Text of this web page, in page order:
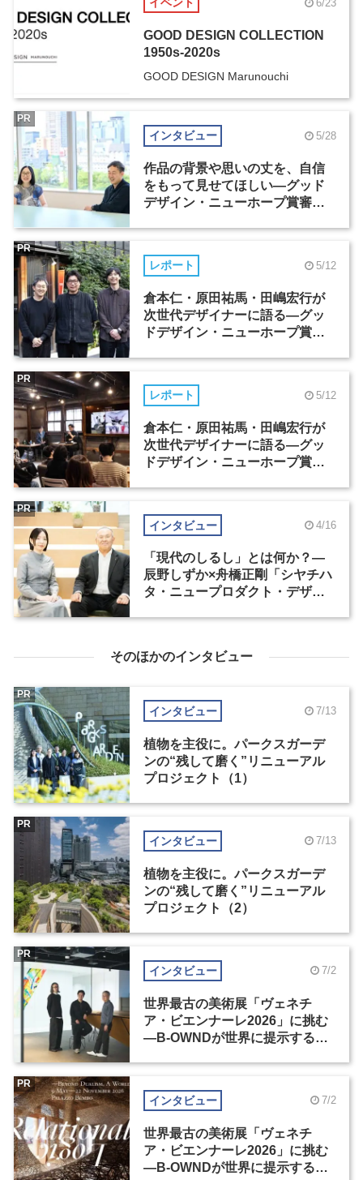
6/23
GOOD DESIGN COLLECTION
1950s-2020s
GOOD DESIGN Marunouchi
インタビュー 5/28
作品の背景や思いの丈を、自信
をもって見せてほしい―グッド
デザイン・ニューホープ賞審査
PR
レポート 5/12
倉本仁・原田祐馬・田嶋宏行が
次世代デザイナーに語る―グッ
ドデザイン・ニューホープ賞セ
PR
レポート 5/12
倉本仁・原田祐馬・田嶋宏行が
次世代デザイナーに語る―グッ
ドデザイン・ニューホープ賞セ
PR
インタビュー 4/16
「現代のしるし」とは何か？―
辰野しずか×舟橋正剛「シヤチハ
タ・ニュープロダクト・デザイ
PR
そのほかのインタビュー
インタビュー 7/13
植物を主役に。パークスガーデ
ンの“残して磨く”リニューアル
プロジェクト（1）
PR
インタビュー 7/13
植物を主役に。パークスガーデ
ンの“残して磨く”リニューアル
プロジェクト（2）
PR
インタビュー 7/2
世界最古の美術展「ヴェネチ
ア・ビエンナーレ2026」に挑む
―B-OWNDが世界に提示する美
PR
インタビュー 7/2
世界最古の美術展「ヴェネチ
ア・ビエンナーレ2026」に挑む
―B-OWNDが世界に提示する美
PR